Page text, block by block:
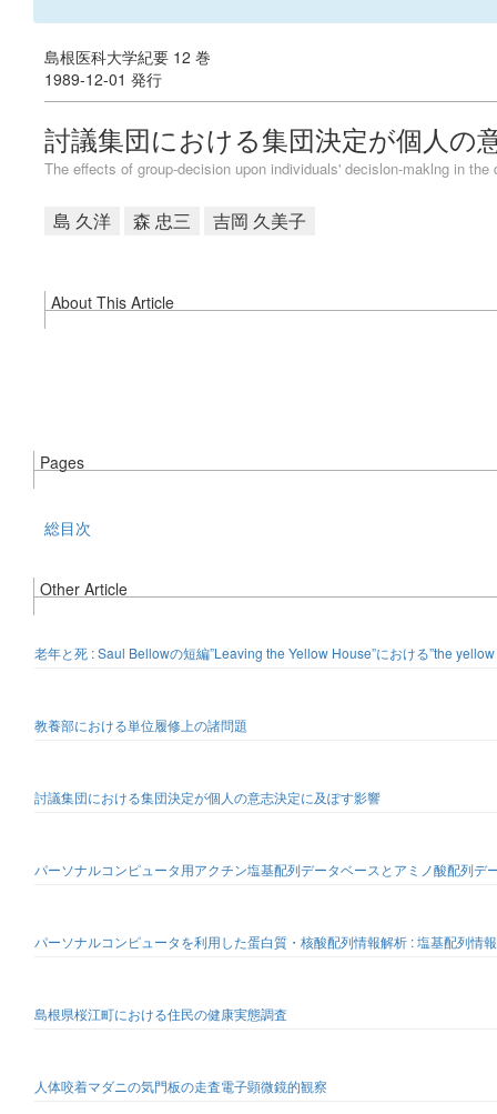
島根医科大学紀要 12 巻
1989-12-01 発行
討議集団における集団決定が個人の
The effects of group-decision upon individuals' decislon-maklng in the
島 久洋 森 忠三 吉岡 久美子
About This Article
Pages
総目次
Other Article
老年と死 : Saul Bellowの短編”Leaving the Yellow House”における”the
教養部における単位履修上の諸問題
討議集団における集団決定が個人の意志決定に及ぽす影響
パーソナルコンピュータ用アクチン塩基配列データベースとアミノ酸配列デ
パーソナルコンピュータを利用した蛋白質・核酸配列情報解析 : 塩基配列情
島根県桜江町における住民の健康実態調査
人体咬着マダニの気門板の走査電子顕微鏡的観察